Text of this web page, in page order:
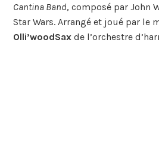
Cantina Band, composé par John
Star Wars. Arrangé et joué par le
Olli’woodSax de l’orchestre